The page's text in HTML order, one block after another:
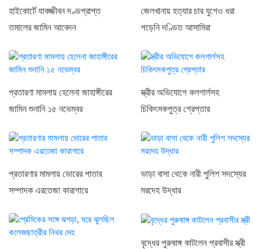
হাইকোর্টে যাবজ্জীবন দণ্ডপ্রাপ্ত
তমালের জামিন আবেদন
জেলখানায় হত্যার চার যুগেও ধরা
পড়েনি দণ্ডিত আসামিরা
প্রতারণা মামলায় হেলেনা জাহাঙ্গীরের
জামিন শুনানি ১৫ নভেম্বর
স্ত্রীর অভিযোগে কলগার্লসহ
চিকিৎসকপুত্র গ্রেপ্তার
প্রতারণার মামলায় ভোরের পাতার
সম্পাদক এরতেজা কারাগারে
ভাড়া বাসা থেকে নারী পুলিশ সদস্যের
মরদেহ উদ্ধার
বৃদ্ধের পুরুষাঙ্গ কাটলেন প্রবাসীর স্ত্রী